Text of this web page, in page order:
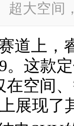
超大空
道上，
。这款
在空间
展现了